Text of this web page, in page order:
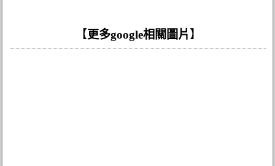
【 更多google相關圖片 】